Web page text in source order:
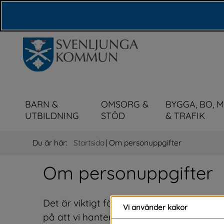
BARN &
UTBILDNING
OMSORG &
STÖD
BYGGA, BO,
& TRAFIK
Du är här: Startsida | Om personuppgifter
Om personuppgifter
Det är viktigt för oss att alla som bor
på att vi hanterar deras
Vi använder kakor